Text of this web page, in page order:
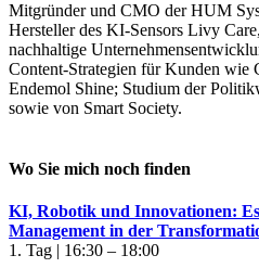
Mitgründer und CMO der HUM
Hersteller des KI-Sensors Livy
nachhaltige
Content-Strategien für Kunden wie
Endemol Shine; Studium der
sowie von Smart Society.
Wo Sie mich noch finden
KI, Robotik und Innovationen:
Management in der
1. Tag | 16:30 – 18:00